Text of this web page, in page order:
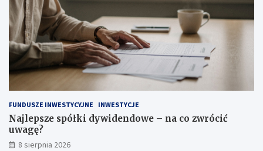
w
r
c
ć
u
w
a
g
ę
?
FUNDUSZE INWESTYCYJNE INWESTYCJE
Najlepsze spółki dywidendowe – na co zwrócić
uwagę?
8 sierpnia 2026